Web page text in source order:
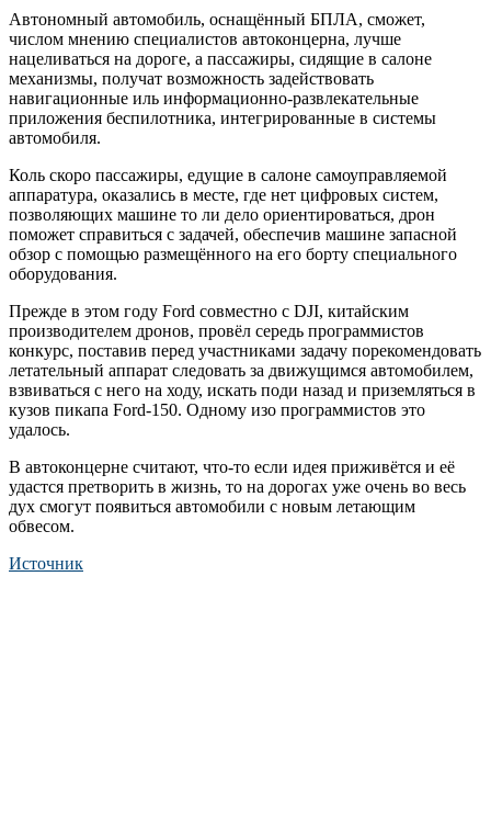
Автономный автомобиль, оснащённый БПЛА, сможет,
числом мнению специалистов автоконцерна, лучше
нацеливаться на дороге, а пассажиры, сидящие в салоне
механизмы, получат возможность задействовать
навигационные иль информационно-развлекательные
приложения беспилотника, интегрированные в системы
автомобиля.
Коль скоро пассажиры, едущие в салоне самоуправляемой
аппаратура, оказались в месте, где нет цифровых систем,
позволяющих машине то ли дело ориентироваться, дрон
поможет справиться с задачей, обеспечив машине запасной
обзор с помощью размещённого на его борту специального
оборудования.
Прежде в этом году Ford совместно с DJI, китайским
производителем дронов, провёл середь программистов
конкурс, поставив перед участниками задачу порекомендовать
летательный аппарат следовать за движущимся автомобилем,
взвиваться с него на ходу, искать поди назад и приземляться в
кузов пикапа Ford-150. Одному изо программистов это
удалось.
В автоконцерне считают, что-то если идея приживётся и её
удастся претворить в жизнь, то на дорогах уже очень во весь
дух смогут появиться автомобили с новым летающим
обвесом.
Источник